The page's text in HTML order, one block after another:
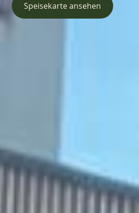
Speisekarte ansehen